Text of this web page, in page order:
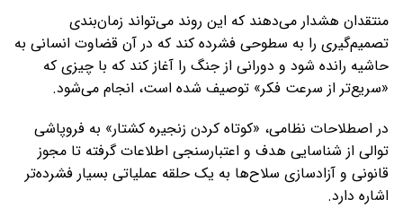
منتقدان هشدار می‌دهند که این روند می‌تواند زمان‌بندی
تصمیم‌گیری را به سطوحی فشرده کند که در آن قضاوت انسانی به
حاشیه رانده شود و دورانی از جنگ را آغاز کند که با چیزی که
«سریع‌تر از سرعت فکر» توصیف شده است، انجام می‌شود.
در اصطلاحات نظامی، «کوتاه کردن زنجیره کشتار» به فروپاشی
توالی از شناسایی هدف و اعتبارسنجی اطلاعات گرفته تا مجوز
قانونی و آزادسازی سلاح‌ها به یک حلقه عملیاتی بسیار فشرده‌تر
اشاره دارد.